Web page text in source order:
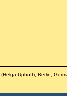
(Helga Uphoff), Berlin,